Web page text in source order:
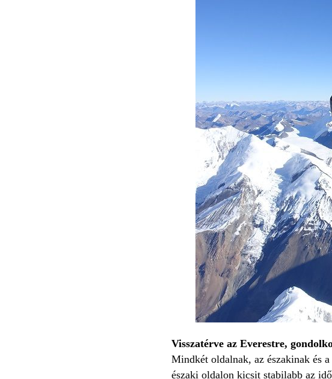
Visszatérve az Everestre,
Mindkét oldalnak, az északinak és
északi oldalon kicsit stabilabb az